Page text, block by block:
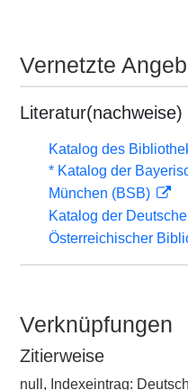
Vernetzte
Literatur(nachweise)
Katalog des
* Katalog der
München (BSB)
Katalog der
Österreichischer
Verknüpfungen
Zitierweise
null, Indexeintrag: